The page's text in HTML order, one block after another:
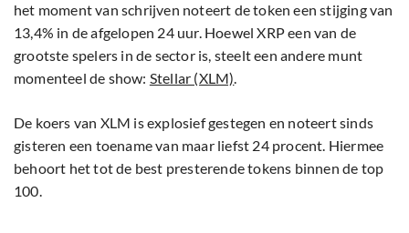
het moment van schrijven noteert de token een stijging van
13,4% in de afgelopen 24 uur. Hoewel XRP een van de
grootste spelers in de sector is, steelt een andere munt
momenteel de show: Stellar (XLM).
De koers van XLM is explosief gestegen en noteert sinds
gisteren een toename van maar liefst 24 procent. Hiermee
behoort het tot de best presterende tokens binnen de top
100.